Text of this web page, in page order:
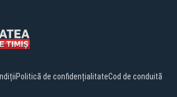
Politică de confidențialitateCod de conduită